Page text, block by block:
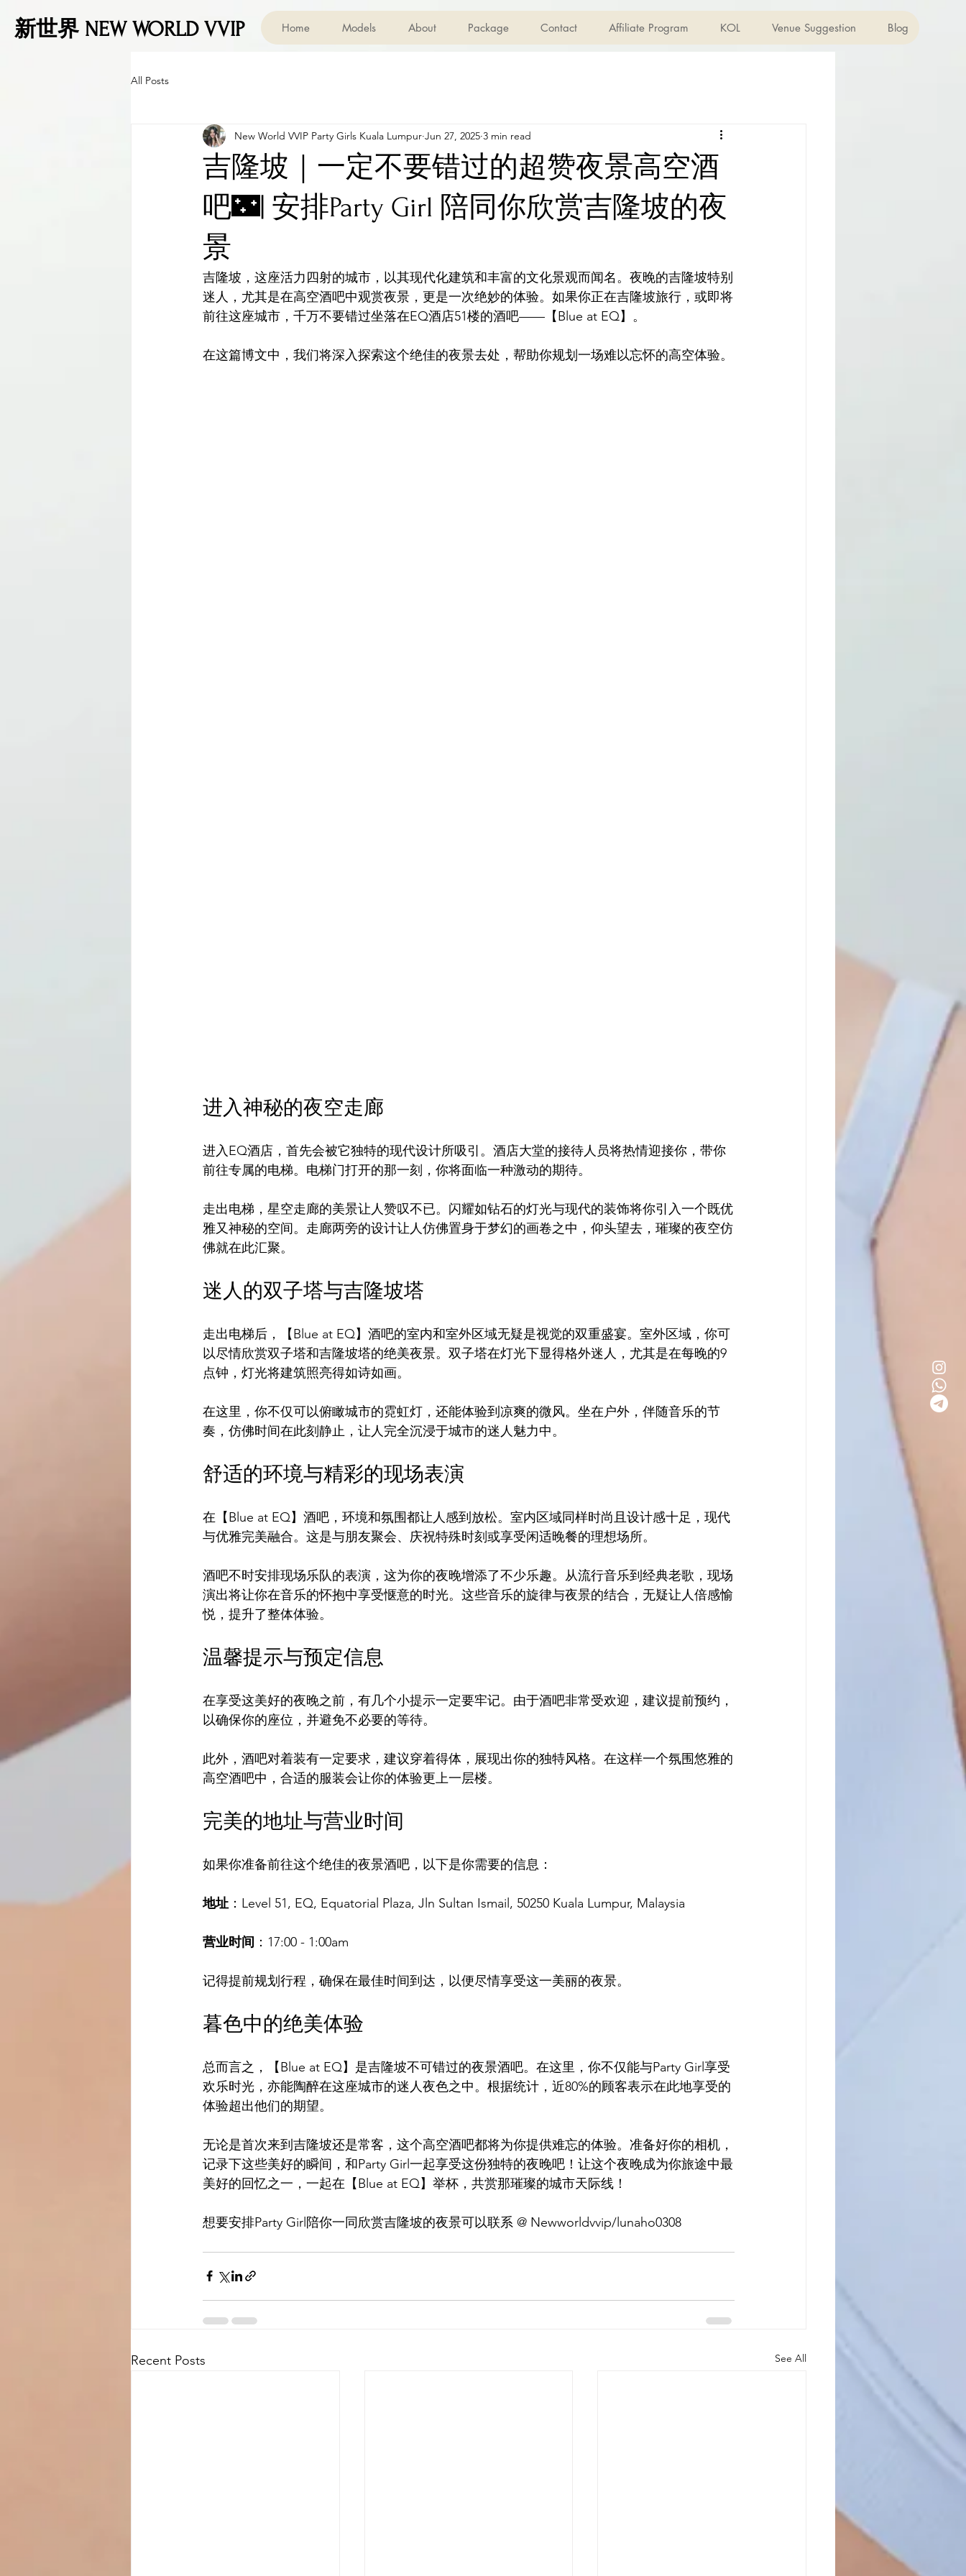
新世界 NEW WORLD VVIP Home Models About Package Contact Affiliate Program KOL Venue Suggestion Blog
All Posts
吉隆坡｜一定不要错过的超赞夜景高空酒
吧🌃| 安排Party Girl 陪同你欣赏吉隆坡的夜
景
New World VVIP Party Girls Kuala Lumpur Jun 27, 2025 3 min read
吉隆坡，这座活力四射的城市，以其现代化建筑和丰富的文化景观而闻名。夜晚的吉隆坡特别
迷人，尤其是在高空酒吧中观赏夜景，更是一次绝妙的体验。如果你正在吉隆坡旅行，或即将
前往这座城市，千万不要错过坐落在EQ酒店51楼的酒吧——【Blue at EQ】。
在这篇博文中，我们将深入探索这个绝佳的夜景去处，帮助你规划一场难以忘怀的高空体验。
进入神秘的夜空走廊
进入EQ酒店，首先会被它独特的现代设计所吸引。酒店大堂的接待人员将热情迎接你，带你
前往专属的电梯。电梯门打开的那一刻，你将面临一种激动的期待。
走出电梯，星空走廊的美景让人赞叹不已。闪耀如钻石的灯光与现代的装饰将你引入一个既优
雅又神秘的空间。走廊两旁的设计让人仿佛置身于梦幻的画卷之中，仰头望去，璀璨的夜空仿
佛就在此汇聚。
迷人的双子塔与吉隆坡塔
走出电梯后，【Blue at EQ】酒吧的室内和室外区域无疑是视觉的双重盛宴。室外区域，你可
以尽情欣赏双子塔和吉隆坡塔的绝美夜景。双子塔在灯光下显得格外迷人，尤其是在每晚的9
点钟，灯光将建筑照亮得如诗如画。
在这里，你不仅可以俯瞰城市的霓虹灯，还能体验到凉爽的微风。坐在户外，伴随音乐的节
奏，仿佛时间在此刻静止，让人完全沉浸于城市的迷人魅力中。
舒适的环境与精彩的现场表演
在【Blue at EQ】酒吧，环境和氛围都让人感到放松。室内区域同样时尚且设计感十足，现代
与优雅完美融合。这是与朋友聚会、庆祝特殊时刻或享受闲适晚餐的理想场所。
酒吧不时安排现场乐队的表演，这为你的夜晚增添了不少乐趣。从流行音乐到经典老歌，现场
演出将让你在音乐的怀抱中享受惬意的时光。这些音乐的旋律与夜景的结合，无疑让人倍感愉
悦，提升了整体体验。
温馨提示与预定信息
在享受这美好的夜晚之前，有几个小提示一定要牢记。由于酒吧非常受欢迎，建议提前预约，
以确保你的座位，并避免不必要的等待。
此外，酒吧对着装有一定要求，建议穿着得体，展现出你的独特风格。在这样一个氛围悠雅的
高空酒吧中，合适的服装会让你的体验更上一层楼。
完美的地址与营业时间
如果你准备前往这个绝佳的夜景酒吧，以下是你需要的信息：
地址 ：Level 51, EQ, Equatorial Plaza, Jln Sultan Ismail, 50250 Kuala Lumpur, Malaysia
营业时间 ：17:00 - 1:00am
记得提前规划行程，确保在最佳时间到达，以便尽情享受这一美丽的夜景。
暮色中的绝美体验
总而言之，【Blue at EQ】是吉隆坡不可错过的夜景酒吧。在这里，你不仅能与Party Girl享受
欢乐时光，亦能陶醉在这座城市的迷人夜色之中。根据统计，近80%的顾客表示在此地享受的
体验超出他们的期望。
无论是首次来到吉隆坡还是常客，这个高空酒吧都将为你提供难忘的体验。准备好你的相机，
记录下这些美好的瞬间，和Party Girl一起享受这份独特的夜晚吧！让这个夜晚成为你旅途中最
美好的回忆之一，一起在【Blue at EQ】举杯，共赏那璀璨的城市天际线！
想要安排Party Girl陪你一同欣赏吉隆坡的夜景可以联系 @ Newworldvvip/lunaho0308
Recent Posts See All